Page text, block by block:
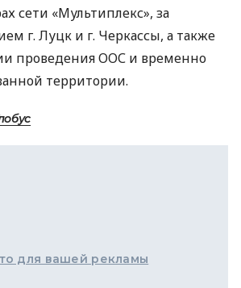
сети «Мультиплекс», за
г. Луцк и г. Черкассы, а также
проведенияООС и временно
территории.
для вашей рекламы